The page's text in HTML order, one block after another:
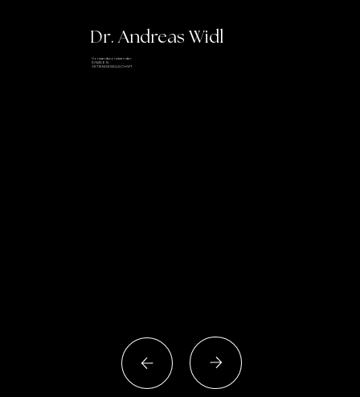
Dr. Andreas Widl
Vorstandsvorsitzender
SAMSON
AKTIENGESELLSCHAFT